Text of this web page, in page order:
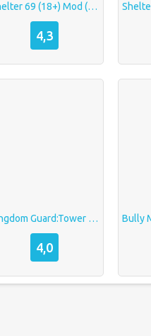
Shelter 69 (18+) Mod (God Mode/Weak Enemy/Money)
4,3
Kingdom Guard:Tower Defense TD Mod (Weak Waves/One Hit)
4,0